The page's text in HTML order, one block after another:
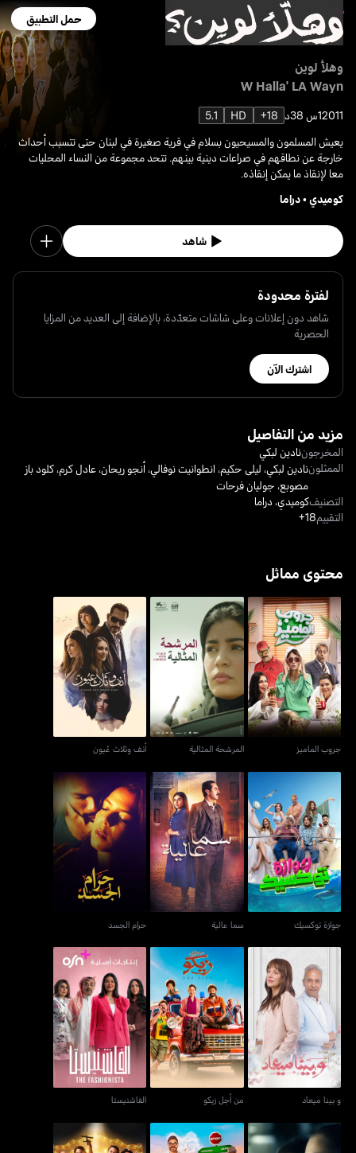
حمل التطبيق
وهلأ لوين
W Halla' LA Wayn
20111س 38د 18+
HD
5.1
يعيش المسلمون والمسيحيون بسلام في قرية صغيرة في لبنان حتى تتسبب أحداث
خارجة عن نطاقهم في صراعات دينية بينهم. تتحد مجموعة من النساء المحليات
معا لإنقاذ ما يمكن إنقاذه.
كوميدي•دراما
شاهد
لفترة محدودة
شاهد دون إعلانات وعلى شاشات متعدّدة، بالإضافة إلى العديد من المزايا
الحصرية
اشترك الآن
مزيد من التفاصيل
المخرجوننادين لبكي
الممثلوننادين لبكي، ليلى حكيم، انطوانيت نوفالي،أنجو ريحان،عادل كرم،كلود باز
مصوبع، جوليان فرحات
التصنيفكوميدي، دراما
التقييم18+
محتوى مماثل
جروب الماميز
جروب الماميز
المرشحة المثالية
المرشحة المثالية
أنف وثلاث عُيون
أنف وثلاث عُيون
جوازة توكسيك
جوازة توكسيك
سما عالية
سما عالية
حرام الجسد
حرام الجسد
و بينا ميعاد
و بينا ميعاد
من أجل زيكو
من أجل زيكو
الفاشنيستا
الفاشنيستا